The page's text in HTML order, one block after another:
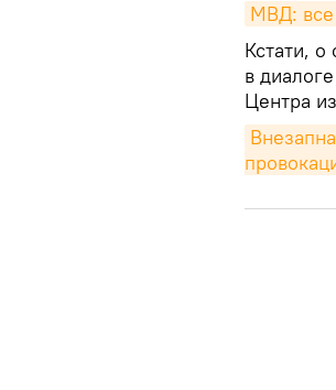
МВД: все
Кстати, о
в
Центра